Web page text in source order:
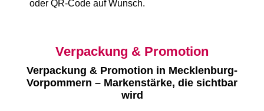
oder QR-Code auf Wunsch.
Verpackung & Promotion
Verpackung & Promotion in Mecklenburg-
Vorpommern – Markenstärke, die sichtbar
wird